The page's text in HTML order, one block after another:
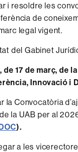
i resoldre les
de
legal vigent.
del Gabinet
de 17 de març, de
Innovació i
la Convocatòria
la UAB per al
).
a les